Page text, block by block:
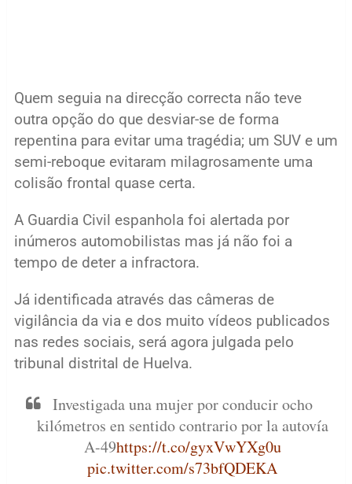
Quem seguia na direcção correcta não teve
outra opção do que desviar-se de forma
repentina para evitar uma tragédia; um SUV e um
semi-reboque evitaram milagrosamente uma
colisão frontal quase certa.
A Guardia Civil espanhola foi alertada por
inúmeros automobilistas mas já não foi a
tempo de deter a infractora.
Já identificada através das câmeras de
vigilância da via e dos muito vídeos publicados
nas redes sociais, será agora julgada pelo
tribunal distrital de Huelva.
Investigada una mujer por conducir ocho
kilómetros en sentido contrario por la autovía
A-49https://t.co/gyxVwYXg0u
pic.twitter.com/s73bfQDEKA